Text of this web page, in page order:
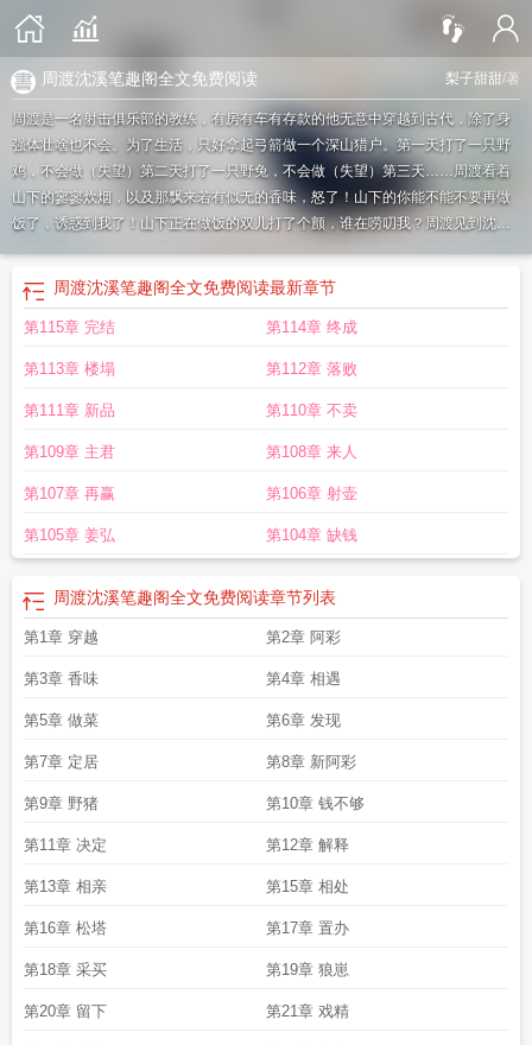
梨子甜甜/著
周渡沈溪笔趣阁全文免费阅读
周渡是一名射击俱乐部的教练，有房有车有存款的他无意中穿越到古代，除了身
强体壮啥也不会。为了生活，只好拿起弓箭做一个深山猎户。第一天打了一只野
鸡，不会做（失望）第二天打了一只野兔，不会做（失望）第三天……周渡看着
山下的寥寥炊烟，以及那飘来若有似无的香味，怒了！山下的你能不能不要再做
饭了，诱惑到我了！山下正在做饭的双儿打了个颤，谁在唠叨我？周渡见到沈溪
的他，直勾勾地盯着——那碗饭！沈溪一直都知道自己生得漂亮，但生平第一次
被人直勾勾地盯着还有些不自在，于是他做了个决定，把饭送给他！他看我眼神
不对是喜欢我吧……他主动送我饭是喜欢我吧……于是两人为了让对方死心，各
第二天一早两人同时推开门。沈溪惊呼：他送我鸡，果然喜欢我！周渡惊呼：他
送我饭，果然喜欢我！
周渡覃樱周浪周渡
字沈度沈周周溪 周渡沈溪笔趣阁全文免费阅读章节列表
周和沈度的关系
周渡覃樱免费阅读沈度 周周侃
周渡沈溪笔趣阁全文免费阅读最新章节
第115章 完结 第114章 终成
第113章 楼塌 第112章 落败
第111章 新品 第110章 不卖
第109章 主君 第108章 来人
第107章 再赢 第106章 射壶
第105章 姜弘 第104章 缺钱
周渡沈溪笔趣阁全文免费阅读章节列表
第1章 穿越 第2章 阿彩
第3章 香味 第4章 相遇
第5章 做菜 第6章 发现
第7章 定居 第8章 新阿彩
第9章 野猪 第10章 钱不够
第11章 决定 第12章 解释
第13章 相亲 第15章 相处
第16章 松塔 第17章 置办
第18章 采买 第19章 狼崽
第20章 留下 第21章 戏精